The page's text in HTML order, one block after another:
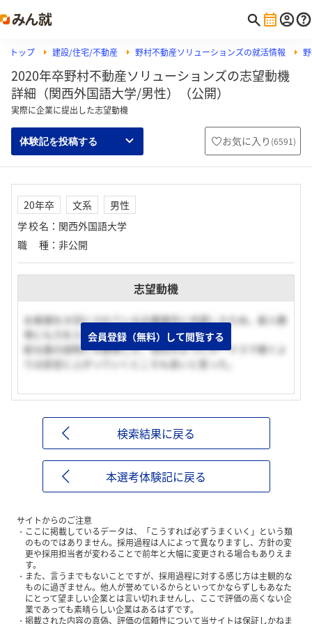
トップ 建設/住宅/不動産 野村不動産ソリューションズの就活情報
2020年卒野村不動産ソリューションズの志望動機
詳細（関西外国語大学/男性）（公開）
実際に企業に提出した志望動機
体験記を投稿する お気に入り (6591)
20年卒 文系
男性
学校名 ： 関西外国語大学
職種 ： 非公開
志望動機
お客様を大切にされている企業理念に共感したため。新人教
育にも力を入れている。
給与面の説明にも納得した、他社のようにボーナスで稼ぐよ
りは安定に上がっていくところも良いと思った。
会員登録（無料）して閲覧する
検索結果に戻る
本選考体験記に戻る
サイトからのご注意
ここに掲載しているデータは、「こうすれば必ずうまくいく」という類
のものではありません。採用過程は人によって異なりますし、方針の変
更や採用担当者が変わることで前年と大幅に変更される場合もありえま
す。
また、言うまでもないことですが、採用過程に対する感じ方は主観的な
ものに過ぎません。他人が誉めているからといってかならずしもあなた
にとって望ましい企業とは言い切れませんし、ここで評価の高くない企
業であっても素晴らしい企業はあるはずです。
掲載された内容の真偽、評価の信頼性について当サイトは保証しかねま